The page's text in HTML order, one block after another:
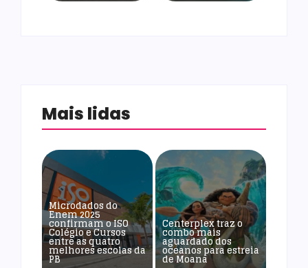
Mais lidas
Microdados do
Enem 2025
confirmam o ISO
Colégio e Cursos
entre as quatro
melhores escolas da
PB
Centerplex traz o
combo mais
aguardado dos
oceanos para estreia
de Moana